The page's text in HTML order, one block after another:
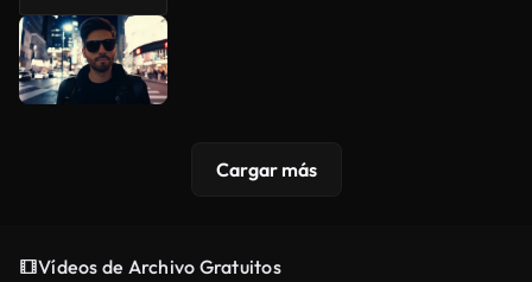
Cargar más
Vídeos de Archivo Gratuitos